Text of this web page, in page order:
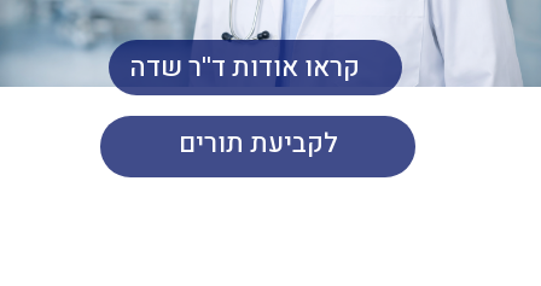
קראו אודות ד''ר שדה
לקביעת תורים